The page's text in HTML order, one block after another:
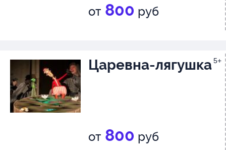
от 800 руб
Царевна-лягушка5+
от 800 руб